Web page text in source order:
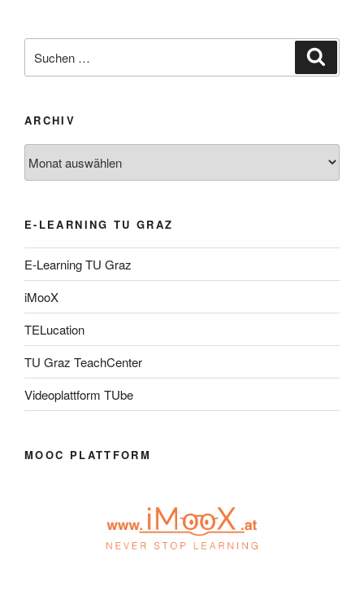
nach:
ARCHIV
E-LEARNING TU GRAZ
E-Learning TU Graz
iMooX
TELucation
TU Graz TeachCenter
Videoplattform TUbe
MOOC PLATTFORM